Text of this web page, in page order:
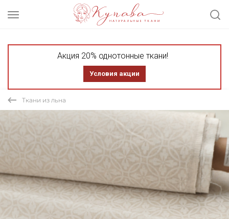
Акция 20% однотонные ткани!
Условия акции
Ткани из льна